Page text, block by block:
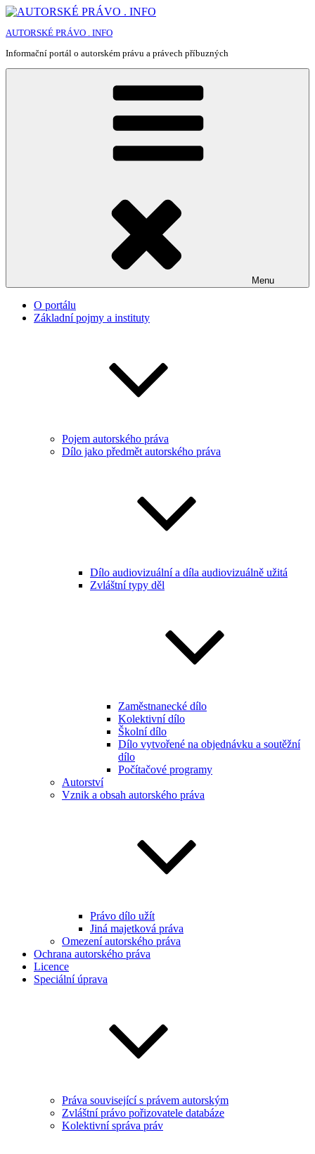
Přejít
obsahu
webu
AUTORSKÉ PRÁVO . INFO
Informační portál o autorském právu a právech příbuzných
Menu
O portálu
Základní pojmy a instituty
Pojem autorského práva
Dílo jako předmět autorského práva
Dílo audiovizuální a díla audiovizuálně užitá
Zvláštní typy děl
Zaměstnanecké dílo
Kolektivní dílo
Školní dílo
Dílo vytvořené na objednávku a soutěžní
dílo
Počítačové programy
Autorství
Vznik a obsah autorského práva
Právo dílo užít
Jiná majetková práva
Omezení autorského práva
Ochrana autorského práva
Licence
Speciální úprava
Práva související s právem autorským
Zvláštní právo pořizovatele databáze
Kolektivní správa práv